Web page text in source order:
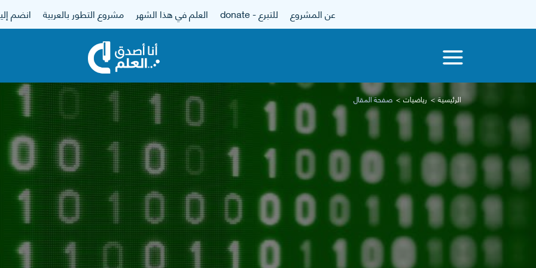
عن المشروع للتبرع - donate العلم في هذا الشهر مشروع التطور بالعربية انضم
الرئيسية رياضيات صفحة المقال